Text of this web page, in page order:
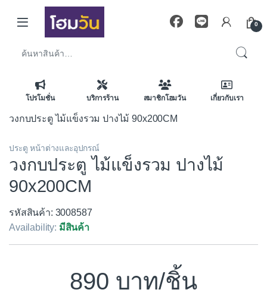
Skip to navigation
Skip to content
0
โปรโมชั่น บริการร้าน สมาชิกโฮมวัน เกี่ยวกับเรา
วงกบประตู ไม้แข็งรวม ปางไม้ 90x200CM
ประตู หน้าต่างและอุปกรณ์
วงกบประตู ไม้แข็งรวม ปางไม้
90x200CM
รหัสสินค้า: 3008587
Availability: มีสินค้า
890 /ชิ้น